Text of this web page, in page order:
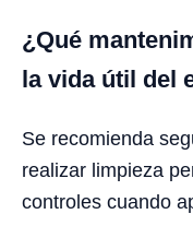
¿Qué
la vida útil del
Se recomienda
realizar limpieza
controles cuando